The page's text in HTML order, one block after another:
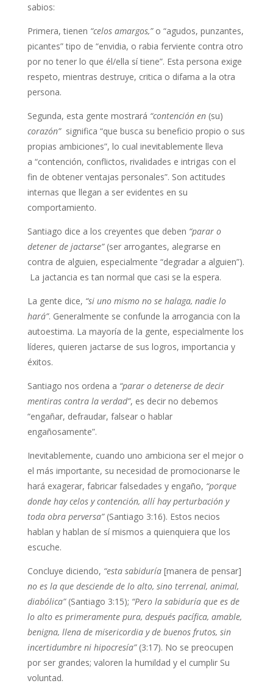
sabios:
Primera, tienen “celos amargos,”o “agudos, punzantes,
picantes” tipo de “envidia, o rabia ferviente contra otro
por no tener lo que él/ella sí tiene”. Esta persona exige
respeto, mientras destruye, critica o difama a la otra
persona.
Segunda, esta gente mostrará “contención en (su)
corazón” significa “que busca su beneficio propio o sus
propias ambiciones”, lo cual inevitablemente lleva
a “contención, conflictos, rivalidades e intrigas con el
fin de obtener ventajas personales”. Son actitudes
internas que llegan a ser evidentes en su
comportamiento.
Santiago dice a los creyentes que deben “parar o
detener de jactarse” (ser arrogantes, alegrarse en
contra de alguien, especialmente “degradar a alguien”).
La jactancia es tan normal que casi se la espera.
La gente dice, “si uno mismo no se halaga, nadie lo
hará”. Generalmente se confunde la arrogancia con la
autoestima. La mayoría de la gente, especialmente los
líderes, quieren jactarse de sus logros, importancia y
éxitos.
Santiago nos ordena a “parar o detenerse de decir
mentiras contra la verdad”, es decir no debemos
“engañar, defraudar, falsear o hablar
engañosamente”.
Inevitablemente, cuando uno ambiciona ser el mejor o
el más importante, su necesidad de promocionarse le
hará exagerar, fabricar falsedades y engaño, “porque
donde hay celos y contención, allí hay perturbación y
toda obra perversa”(Santiago 3:16). Estos necios
hablan y hablan de sí mismos a quienquiera que los
escuche.
Concluye diciendo, “esta sabiduría [manera de pensar]
no es la que desciende de lo alto, sino terrenal, animal,
diabólica”(Santiago 3:15); “Pero la sabiduría que es de
lo alto es primeramente pura, después pacífica, amable,
benigna, llena de misericordia y de buenos frutos, sin
incertidumbre ni hipocresía”(3:17). No se preocupen
por ser grandes; valoren la humildad y el cumplir Su
voluntad.